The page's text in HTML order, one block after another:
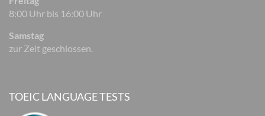
8:00 Uhr bis 16:00 Uhr
Samstag
zur Zeit geschlossen.
TOEIC LANGUAGE TESTS